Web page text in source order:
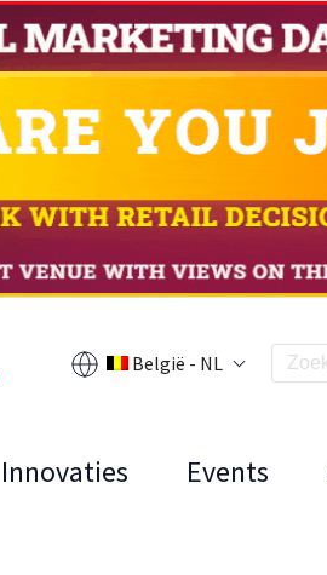
België - NL
Innovaties Events